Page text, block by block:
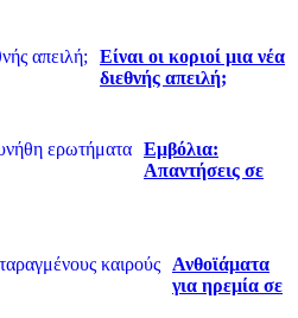
Είναι οι κοριοί μια νέα
διεθνής απειλή;
Εμβόλια:
Απαντήσεις σε
Ανθοϊάματα
για ηρεμία σε